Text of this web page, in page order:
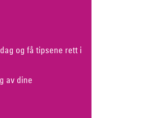
og få tipsene rett i
av dine